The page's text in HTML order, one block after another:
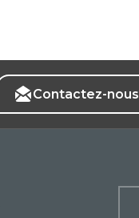
Contactez-nous